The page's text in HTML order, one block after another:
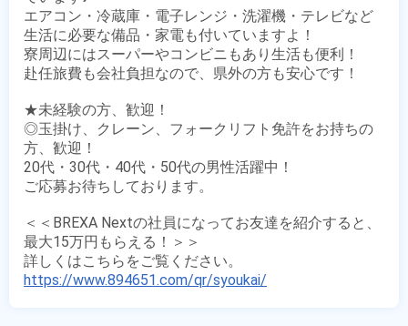
エアコン・冷蔵庫・電子レンジ・洗濯機・テレビなど
生活に必要な備品・家電も付いていますよ！
寮周辺にはスーパーやコンビニもあり生活も便利！
赴任旅費も会社負担なので、県外の方も安心です！
★未経験の方、歓迎！
◎玉掛け、クレーン、フォークリフト免許をお持ちの
方、歓迎！
20代・30代・40代・50代の男性活躍中！
ご応募お待ちしております。
＜＜BREXA Nextの社員になってお友達を紹介すると、
最大15万円もらえる！＞＞
https://www.894651.com/qr/syoukai/